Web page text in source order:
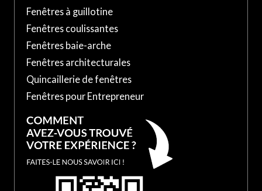
Fenêtres à guillotine
Fenêtres coulissantes
Fenêtres baie-arche
Fenêtres architecturales
Quincaillerie de fenêtres
Fenêtres pour Entrepreneur